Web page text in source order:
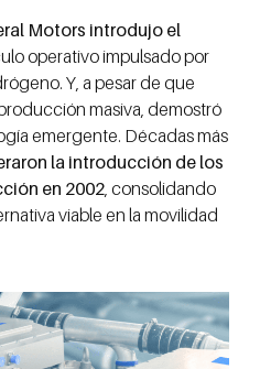
Motors introdujo el
operativo impulsado por
Y, a pesar de que
masiva, demostró
emergente. Décadas más
la introducción de los
en 2002, consolidando
viable en la movilidad